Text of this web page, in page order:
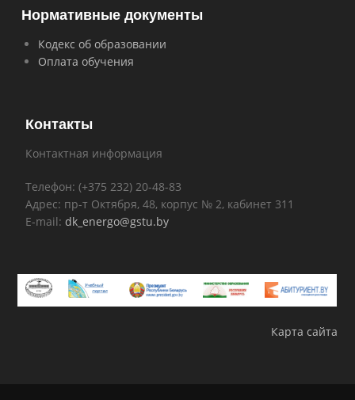
Нормативные документы
Кодекс об образовании
Оплата обучения
Контакты
Контактная информация
Телефон: (+375 232) 20-48-83
Адрес: пр-т Октября, 48, корпус № 2, кабинет 311
E-mail:dk_energo@gstu.by
Карта сайта